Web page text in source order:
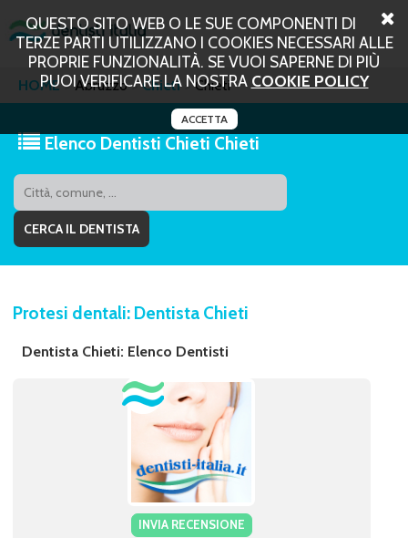
QUESTO SITO WEB O LE SUE COMPONENTI DI
TERZE PARTI UTILIZZANO I COOKIES NECESSARI ALLE
PROPRIE FUNZIONALITÀ. SE VUOI SAPERNE DI PIÙ
PUOI VERIFICARE LA NOSTRA COOKIE POLICY
ACCETTA
HOME Abruzzo Chieti Chieti
Elenco Dentisti Chieti Chieti
Protesi dentali: Dentista Chieti
Dentista Chieti: Elenco Dentisti
INVIA RECENSIONE